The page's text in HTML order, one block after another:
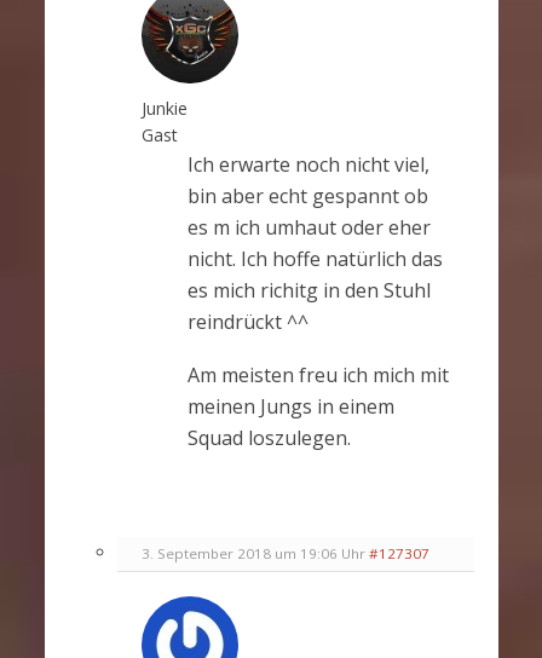
Junkie
Gast
Ich erwarte noch nicht viel,
bin aber echt gespannt ob
es m ich umhaut oder eher
nicht. Ich hoffe natürlich das
es mich richitg in den Stuhl
reindrückt ^^
Am meisten freu ich mich mit
meinen Jungs in einem
Squad loszulegen.
3. September 2018 um 19:06 Uhr #127307